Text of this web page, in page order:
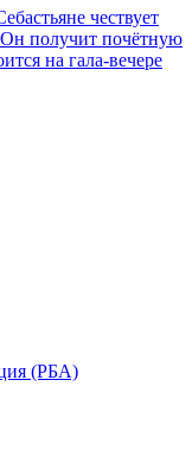
чествует
получит почётную
на гала-вечере
(РБА)